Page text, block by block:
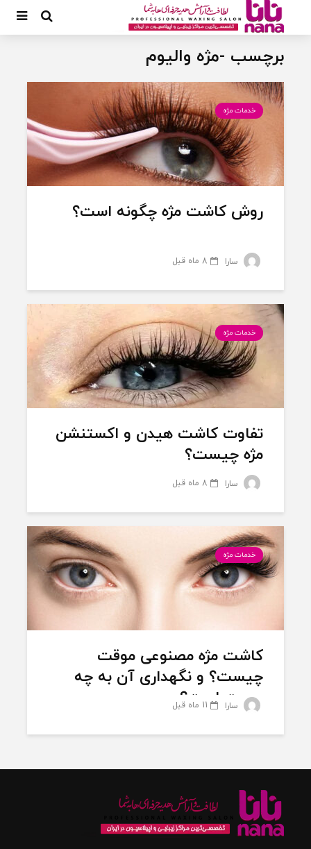
برچسب -مژه والیوم
خدمات مژه
روش کاشت مژه چگونه است؟
سارا 8 ماه قبل
خدمات مژه
تفاوت کاشت هیدن و اکستنشن
مژه چیست؟
سارا 8 ماه قبل
خدمات مژه
کاشت مژه مصنوعی موقت
چیست؟ و نگهداری آن به چه
صورت است؟
سارا 11 ماه قبل